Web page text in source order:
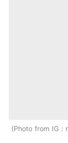
Photo from IG